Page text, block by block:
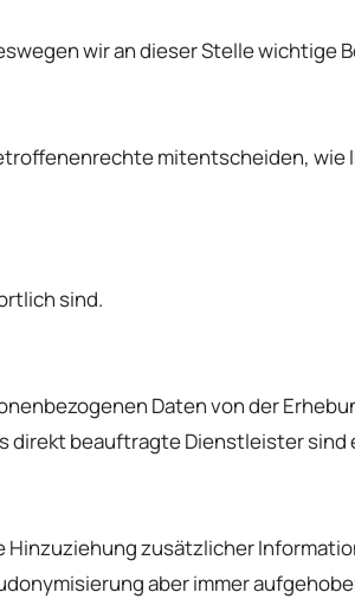
wir an dieser Stelle wichtige
mitentscheiden,
sind.
Daten von der
direkt beauftragte Dienstleister sind
zusätzlicher
aber immer